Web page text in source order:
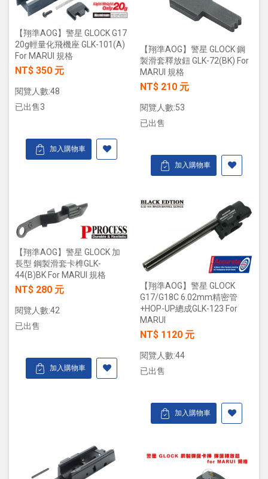
【翔準AOG】警星 GLOCK G17
20g輕量化飛機座 GLK-101(A)
For MARUI 規格
NT$ 350 元
閱覽人數:48
已出售3
加入購物車
【翔準AOG】警星 GLOCK 鋼
製滑套釋放鈕 GLK-72(BK) For
MARUI 規格
NT$ 210 元
閱覽人數:53
已出售
加入購物車
【翔準AOG】警星 GLOCK 加
長型 鋼製滑套卡榫GLK-
44(B)BK For MARUI 規格
NT$ 280 元
閱覽人數:42
已出售
加入購物車
【翔準AOG】警星 GLOCK
G17/G18C 6.02mm精密管
+HOP-UP總成GLK-123 For
MARUI
NT$ 1120 元
閱覽人數:44
已出售
加入購物車